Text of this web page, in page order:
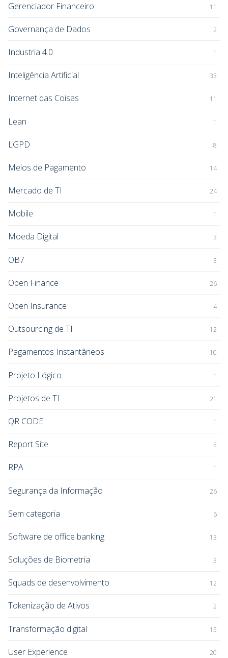
Gerenciador Financeiro 11
Governança de Dados 2
Industria 4.0 1
Inteligência Artificial 33
Internet das Coisas 11
Lean 1
LGPD 8
Meios de Pagamento 14
Mercado de TI 24
Mobile 1
Moeda Digital 3
OB7 3
Open Finance 26
Open Insurance 4
Outsourcing de TI 12
Pagamentos Instantâneos 10
Projeto Lógico 1
Projetos de TI 21
QR CODE 1
Report Site 5
RPA 1
Segurança da Informação 26
Sem categoria 6
Software de office banking 13
Soluções de Biometria 3
Squads de desenvolvimento 12
Tokenização de Ativos 2
Transformação digital 15
User Experience 20